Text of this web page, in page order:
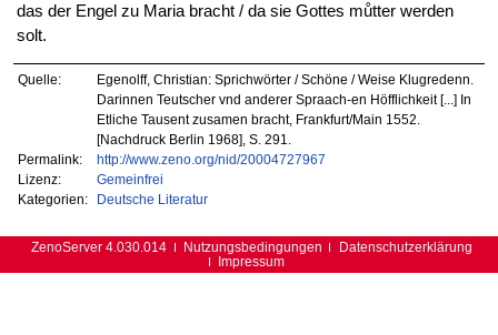
das der Engel zu Maria bracht / da sie Gottes můtter werden
solt.
Quelle:
Egenolff, Christian: Sprichwörter / Schöne / Weise Klugredenn.
Darinnen Teutscher vnd anderer Spraach-en Höfflichkeit [...] In
Etliche Tausent zusamen bracht, Frankfurt/Main 1552.
[Nachdruck Berlin 1968], S. 291.
Permalink:
http://www.zeno.org/nid/20004727967
Lizenz:
Gemeinfrei
Kategorien:
Deutsche Literatur
ZenoServer 4.030.014 Nutzungsbedingungen
Datenschutzerklärung
Impressum